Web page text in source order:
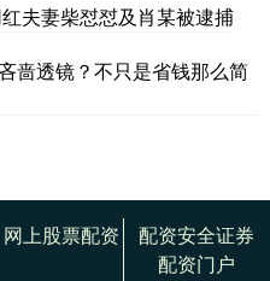
夫妻柴怼怼及肖某被逮捕
啬透镜？不只是省钱那么简
网上股票配资
配资安全证券
配资门户